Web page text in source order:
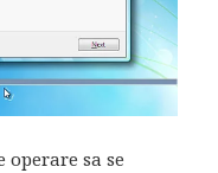
operare sa se